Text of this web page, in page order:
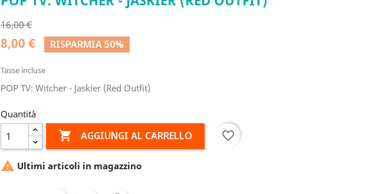
16,00 €
8,00 € RISPARMIA 50%
Tasse incluse
POP TV: Witcher - Jaskier (Red Outfit)
Quantità
 AGGIUNGI AL CARRELLO favorite_border
 Ultimi articoli in magazzino